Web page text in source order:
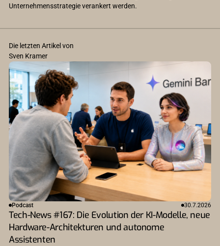
Unternehmensstrategie verankert werden.
Die letzten Artikel von
Sven Kramer
Podcast 30.7.2026
Tech-News #167: Die Evolution der KI-Modelle, neue
Hardware-Architekturen und autonome
Assistenten